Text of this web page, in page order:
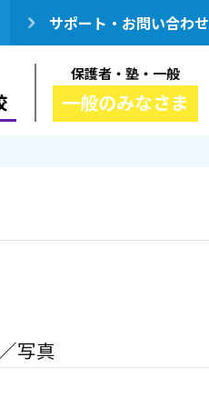
サポート・お問い合わせ
保護者・塾・一般
一般のみなさま
写真